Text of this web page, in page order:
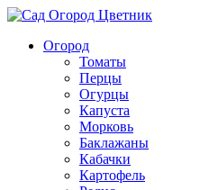
Огород
Томаты
Перцы
Огурцы
Капуста
Морковь
Баклажаны
Кабачки
Картофель